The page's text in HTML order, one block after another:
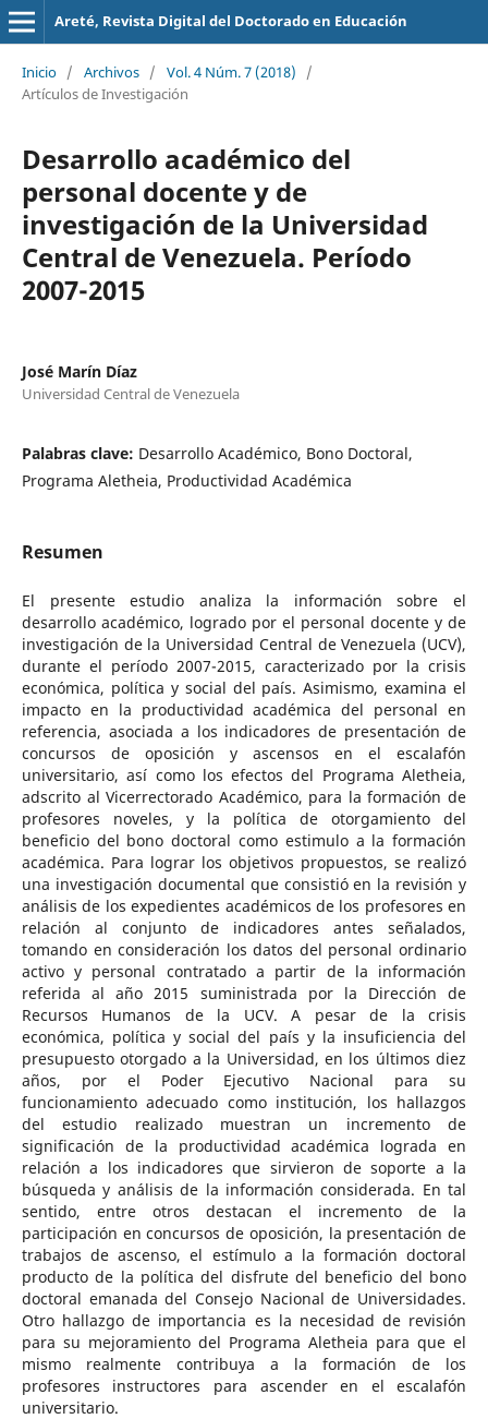
Areté, Revista Digital del Doctorado en Educación
Inicio / Archivos / Vol. 4 Núm. 7 (2018)
/
Artículos de Investigación
Desarrollo académico del
personal docente y de
investigación de la Universidad
Central de Venezuela. Período
2007-2015
José Marín Díaz
Universidad Central de Venezuela
Palabras clave: Desarrollo Académico, Bono Doctoral,
Programa Aletheia, Productividad Académica
Resumen
El presente estudio analiza la información sobre el
desarrollo académico, logrado por el personal docente y de
investigación de la Universidad Central de Venezuela (UCV),
durante el período 2007-2015, caracterizado por la crisis
económica, política y social del país. Asimismo, examina el
impacto en la productividad académica del personal en
referencia, asociada a los indicadores de presentación de
concursos de oposición y ascensos en el escalafón
universitario, así como los efectos del Programa Aletheia,
adscrito al Vicerrectorado Académico, para la formación de
profesores noveles, y la política de otorgamiento del
beneficio del bono doctoral como estimulo a la formación
académica. Para lograr los objetivos propuestos, se realizó
una investigación documental que consistió en la revisión y
análisis de los expedientes académicos de los profesores en
relación al conjunto de indicadores antes señalados,
tomando en consideración los datos del personal ordinario
activo y personal contratado a partir de la información
referida al año 2015 suministrada por la Dirección de
Recursos Humanos de la UCV. A pesar de la crisis
económica, política y social del país y la insuficiencia del
presupuesto otorgado a la Universidad, en los últimos diez
años, por el Poder Ejecutivo Nacional para su
funcionamiento adecuado como institución, los hallazgos
del estudio realizado muestran un incremento de
significación de la productividad académica lograda en
relación a los indicadores que sirvieron de soporte a la
búsqueda y análisis de la información considerada. En tal
sentido, entre otros destacan el incremento de la
participación en concursos de oposición, la presentación de
trabajos de ascenso, el estímulo a la formación doctoral
producto de la política del disfrute del beneficio del bono
doctoral emanada del Consejo Nacional de Universidades.
Otro hallazgo de importancia es la necesidad de revisión
para su mejoramiento del Programa Aletheia para que el
mismo realmente contribuya a la formación de los
profesores instructores para ascender en el escalafón
universitario.